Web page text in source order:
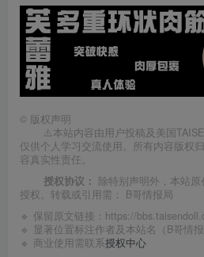
© 版权声明
⚠️本站内容由用户投稿及美国
仅供个人学习交流使用。所有内容版权
容真实性责任。
授权协议： 除特别声明外，本站原
授权。转载或引用需： B哥情报局
🔹 保留原文链接： https://
🔹 显著位置标注作者及本站名（B哥情报
🔹 商业使用需联系授权中心